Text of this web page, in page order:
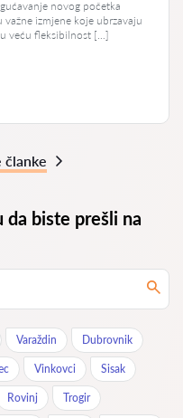
novog početka
izmjene koje ubrzavaju
veću fleksibilnost […]
članke
biste prešli na
Varaždin Dubrovnik
Vinkovci Sisak
Rovinj Trogir